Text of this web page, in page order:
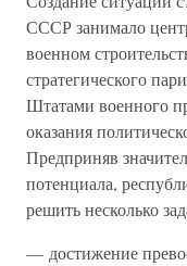
СССР занимало
военном
стратегического
Штатами военного
оказания
Предприняв
потенциала,
решить несколько
— достижение